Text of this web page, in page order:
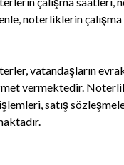
noterliklerin
vatandaşların
vermektedir.
satış